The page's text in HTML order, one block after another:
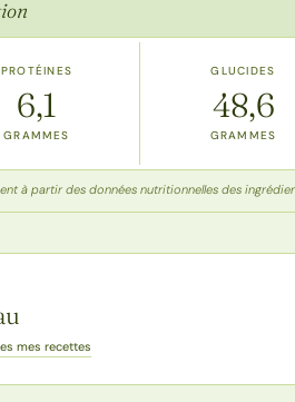
PROTÉINES
6,1
GRAMMES
GLUCIDES
48,6
GRAMMES
à partir des données nutritionnelles des
mes recettes